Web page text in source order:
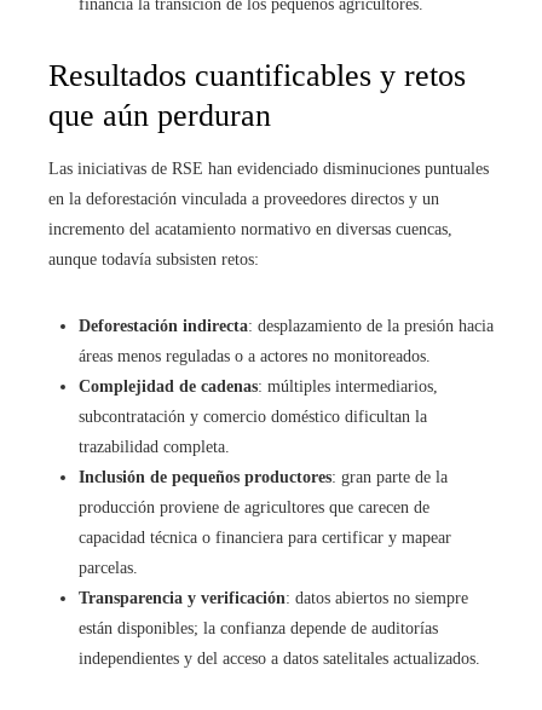
financia la transición de los pequeños agricultores.
Resultados cuantificables y retos
que aún perduran
Las iniciativas de RSE han evidenciado disminuciones puntuales
en la deforestación vinculada a proveedores directos y un
incremento del acatamiento normativo en diversas cuencas,
aunque todavía subsisten retos:
Deforestación indirecta: desplazamiento de la presión hacia
áreas menos reguladas o a actores no monitoreados.
Complejidad de cadenas: múltiples intermediarios,
subcontratación y comercio doméstico dificultan la
trazabilidad completa.
Inclusión de pequeños productores: gran parte de la
producción proviene de agricultores que carecen de
capacidad técnica o financiera para certificar y mapear
parcelas.
Transparencia y verificación: datos abiertos no siempre
están disponibles; la confianza depende de auditorías
independientes y del acceso a datos satelitales actualizados.